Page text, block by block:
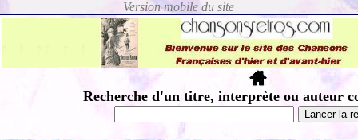
Recherche d'un titre, interprète ou auteur